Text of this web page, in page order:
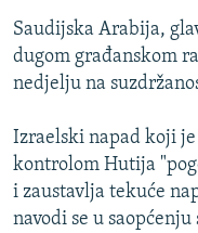
Saudijska Arabija,
dugom građanskom
nedjelju na
Izraelski napad koji
kontrolom Hutija
i zaustavlja tekuće
navodi se u